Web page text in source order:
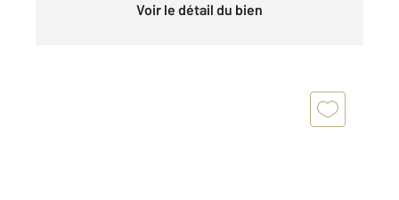
Voir le détail du bien